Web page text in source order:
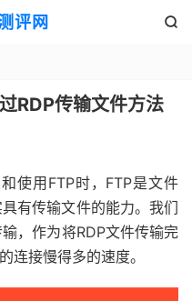
评网 
RDP传输文件方法
使用FTP时，FTP是文件
有传输文件的能力。我们
，作为将RDP文件传输完
连接慢得多的速度。